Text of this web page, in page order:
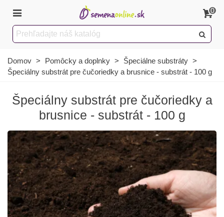
0
Domov > Pomôcky a doplnky > Špeciálne substráty >
Špeciálny substrát pre čučoriedky a brusnice - substrát - 100 g
Špeciálny substrát pre čučoriedky a
brusnice - substrát - 100 g